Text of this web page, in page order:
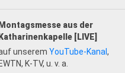
Montagsmesse aus der
Katharinenkapelle [LIVE]
unserem YouTube-Kanal ,
EWTN, K-TV, u. v. a.